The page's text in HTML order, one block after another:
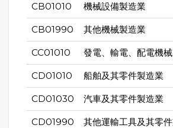
CB01010 機械設備製造業
CB01990 其他機械製造業
CC01010 發電、輸電、配電機
CD01010 船舶及其零件製造業
CD01030 汽車及其零件製造業
CD01990 其他運輸工具及其零